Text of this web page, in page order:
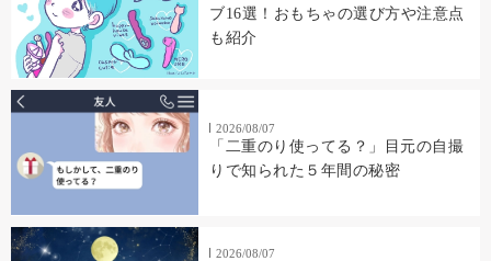
ブ16選！おもちゃの選び方や注意点
も紹介
2026/08/07
「二重のり使ってる？」目元の自撮
りで知られた５年間の秘密
2026/08/07